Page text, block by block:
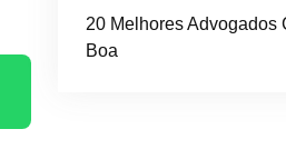
20 Melhores Advogados
Boa